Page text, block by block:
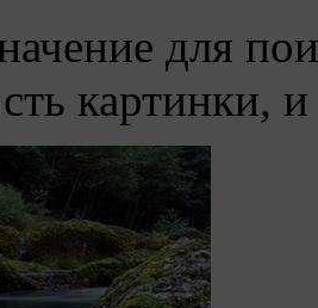
для
картинки, и